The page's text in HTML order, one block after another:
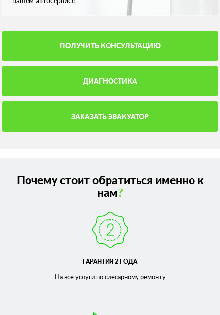
ПОЛУЧИТЬ КОНСУЛЬТАЦИЮ
ДИАГНОСТИКА
ЗАКАЗАТЬ ЭВАКУАТОР
Почему стоит обратиться именно к
нам?
ГАРАНТИЯ 2 ГОДА
На все услуги по слесарномуремонту